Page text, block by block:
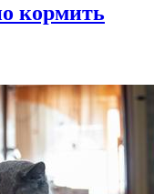
кормить